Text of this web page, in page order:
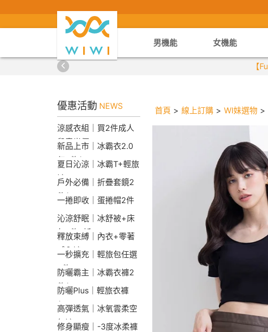
男機能 女機能
優惠活動 NEWS
涼感衣組｜買2件成人
兒童半價
新品上市｜冰霸衣2.0
任2件$2290
夏日沁涼｜冰霸T+輕旅
褲
戶外必備｜折疊套鏡2
件$1790
一捲即收｜蛋捲帽2件
1790
沁涼舒眠｜冰舒被+床
包2件9折
釋放束縛｜內衣+零著
感內褲
一秒擴充｜輕旅包任選
2件2190
防曬霸主｜冰霸衣褲2
件$1790
防曬Plus｜輕旅衣褲
$2190
高彈透氣｜冰氧雲柔空
氣褲
修身顯瘦｜-3度冰柔褲
首頁 > 線上訂購 > WI妹選物 >